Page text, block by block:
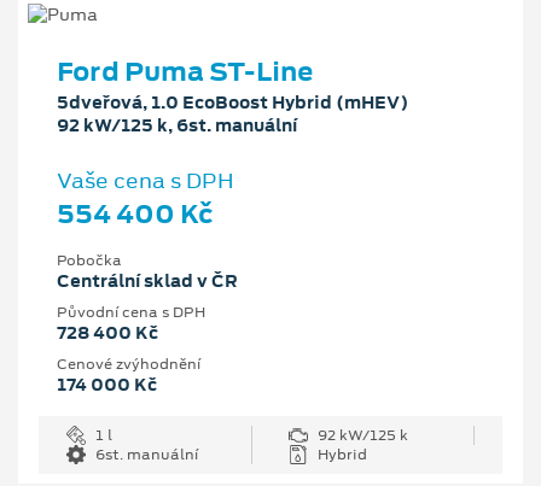
Ford Puma ST-Line
5dveřová, 1.0 EcoBoost Hybrid (mHEV)
92 kW/125 k, 6st. manuální
Vaše cena s DPH
554 400 Kč
Pobočka
Centrální sklad v ČR
Původní cena s DPH
728 400 Kč
Cenové zvýhodnění
174 000 Kč
1 l
92 kW/125 k
6st. manuální
Hybrid